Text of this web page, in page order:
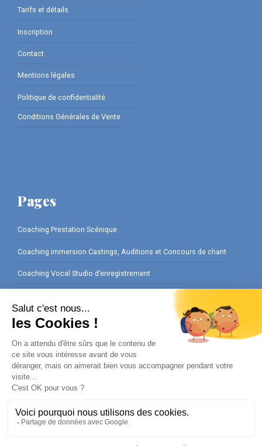
Tarifs et détails
Inscription
Contact
Mentions légales
Politique de confidentialité
Conditions Générales de Vente
Pages
Coaching Prestation Scénique
Coaching immersion Castings, Auditions et Concours de chant
Coaching Vocal Studio d’enregistrement
Ateliers Cours de chant en Entreprise
Cours de chant Privé pour vos Événements